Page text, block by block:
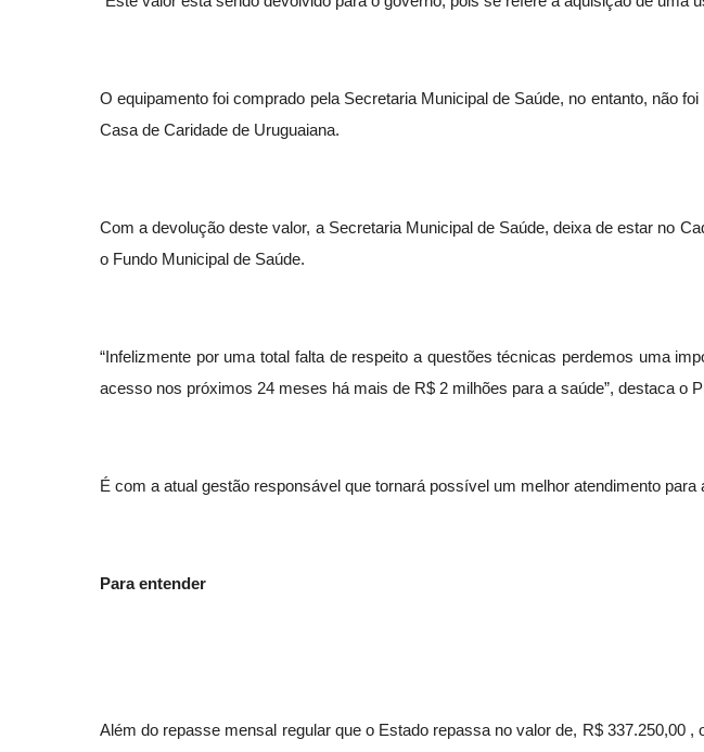
O equipamento foi comprado pela Secretaria Municipal de Saúde, no entanto, não
Casa de Caridade de Uruguaiana.
Com a devolução deste valor, a Secretaria Municipal de Saúde, deixa de estar no
o Fundo Municipal de Saúde.
“Infelizmente por uma total falta de respeito a questões técnicas perdemos uma
acesso nos próximos 24 meses há mais de R$ 2 milhões para a saúde”, destaca o
É com a atual gestão responsável que tornará possível um melhor atendimento para
Para entender
Além do repasse mensal regular que o Estado repassa no valor de, R$ 337.250,00